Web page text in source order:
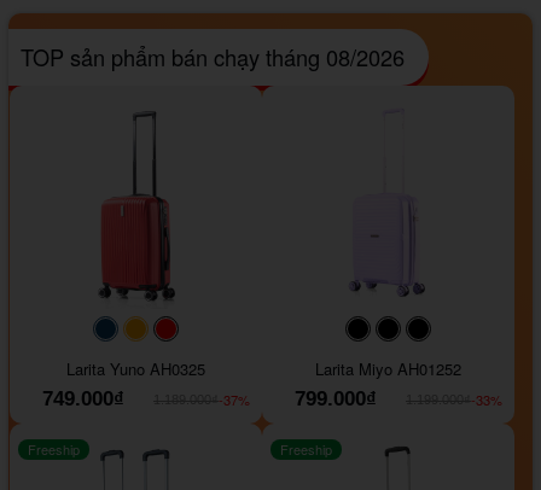
TOP sản phẩm bán chạy tháng 08/2026
#093f69#ffa500
Larita Yuno AH0325
749.000₫
-37%
#000000#000000
Larita Miyo AH01252
799.000₫
-33%
Freeship Freeship